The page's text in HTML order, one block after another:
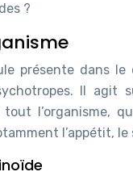
?
présente dans
Il agit
l’organisme,
l’appétit,